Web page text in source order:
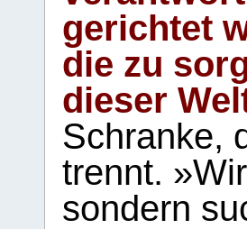
gerichtet
die zu
dieser
Schranke,
trennt.
sondern